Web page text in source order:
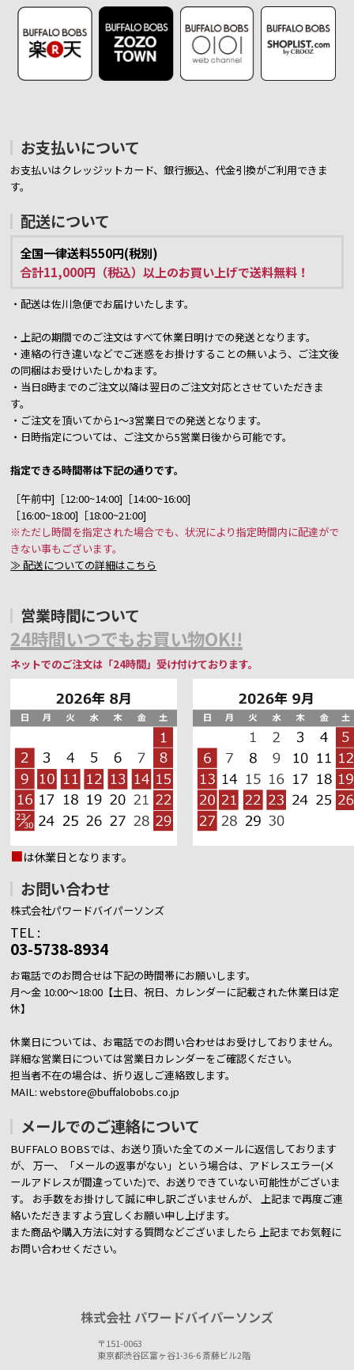
お支払いについて
お支払いはクレッジットカード、銀行振込、代金引換がご利用できま
す。
配送について
全国一律送料550円(税別)
合計11,000円（税込）以上のお買い上げで送料無料！
・配送は佐川急便でお届けいたします。
・上記の期間でのご注文はすべて休業日明けでの発送となります。
・連絡の行き違いなどでご迷惑をお掛けすることの無いよう、ご注文後
の同梱はお受けいたしかねます。
・当日8時までのご注文以降は翌日のご注文対応とさせていただきま
す。
・ご注文を頂いてから1～3営業日での発送となります。
・日時指定については、ご注文から5営業日後から可能です。
指定できる時間帯は下記の通りです。
［午前中]［12:00~14:00]［14:00~16:00]
［16:00~18:00]［18:00~21:00]
※ただし時間を指定された場合でも、状況により指定時間内に配達がで
きない事もございます。
≫ 配送についての詳細はこちら
営業時間について
24時間いつでもお買い物OK!!
ネットでのご注文は「24時間」受け付けております。
■は休業日となります。
お問い合わせ
株式会社パワードバイパーソンズ
TEL :
03-5738-8934
お電話でのお問合せは下記の時間帯にお願いします。
月～金 10:00～18:00【土日、祝日、カレンダーに記載された休業日は定
休】
休業日については、お電話でのお問い合わせはお受けしておりません。
詳細な営業日については営業日カレンダーをご確認ください。
担当者不在の場合は、折り返しご連絡致します。
MAIL: webstore@buffalobobs.co.jp
メールでのご連絡について
BUFFALO BOBSでは、お送り頂いた全てのメールに返信しております
が、
万一、「メールの返事がない」という場合は、アドレスエラー(メ
ールアドレスが間違っていた)で、お送りできていない可能性がございま
す。 お手数をお掛けして誠に申し訳ございませんが、 上記まで再度ご連
絡いただきますよう宜しくお願い申し上げます。
また商品や購入方法に対する質問などございましたら 上記までお気軽に
お問い合わせください。
株式会社 パワードバイパーソンズ
〒151-0063
東京都渋谷区富ヶ谷1-36-6 斎藤ビル2階